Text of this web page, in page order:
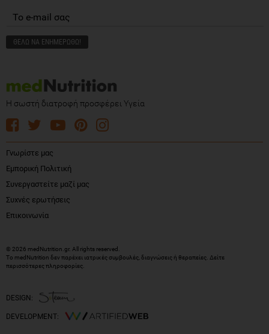
Η σωστή διατροφή προσφέρει Υγεία
Γνωρίστε μας
Εμπορική Πολιτική
Συνεργαστείτε μαζί μας
Συχνές ερωτήσεις
Επικοινωνία
© 2026 medNutrition.gr. All rights reserved.
Το medNutrition δεν παρέχει ιατρικές συμβουλές, διαγνώσεις ή θεραπείες. Δείτε
περισσότερες πληροφορίες
DESIGN:
DEVELOPMENT: